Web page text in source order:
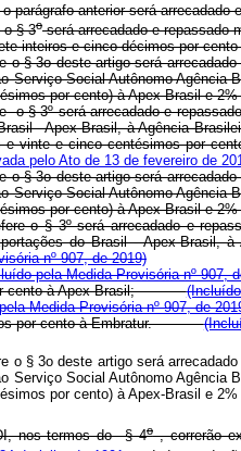
parágrafo anterior será
o § 3oserá arrecadado e repassado
sete inteiros e cinco décimos
§ 3o deste artigo será
Serviço Social Autônomo
por cento) à Apex-
§ 3º será arrecadado e
- Apex-Brasil, à Agência
e vinte e cinco centésimos
pelo Ato de 13 de fevereiro de
§ 3o deste artigo será
Serviço Social Autônomo
por cento) à Apex-
o § 3º será arrecadado e
do Brasil - Apex-Brasil,
nº 907, de 2019)
pela Medida Provisória nº 907,
por cento à Apex-Brasil;
Medida Provisória nº 907, de
por cento à Embratur.
o § 3o deste artigo será
Serviço Social Autônomo
por cento) à Apex-
nos termos do § 4o, correrão